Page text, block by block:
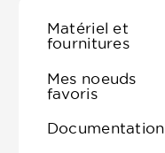
Matériel et
fournitures
Mes noeuds
favoris
Documentation